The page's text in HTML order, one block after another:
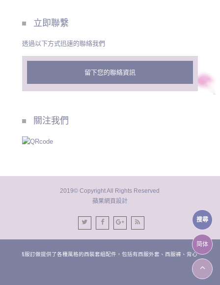
搜尋
简体
立即聯繫
透過以下方式迅速的聯絡我們
留下您的聯絡資訊
關注我們
2019© Copyright All Rights Reserved
蘋果網頁設計
台中西服訂做提供了各種風格的西裝套組配件，包括有西服外套、西服褲、背心、領